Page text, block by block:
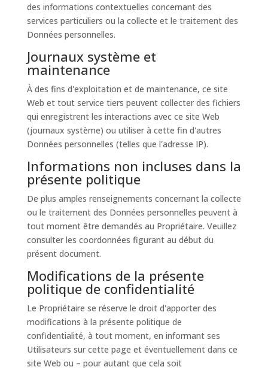
des informations contextuelles concernant des
services particuliers ou la collecte et le traitement des
Données personnelles.
Journaux système et
maintenance
À des fins d'exploitation et de maintenance, ce site
Web et tout service tiers peuvent collecter des fichiers
qui enregistrent les interactions avec ce site Web
(journaux système) ou utiliser à cette fin d'autres
Données personnelles (telles que l'adresse IP).
Informations non incluses dans la
présente politique
De plus amples renseignements concernant la collecte
ou le traitement des Données personnelles peuvent à
tout moment être demandés au Propriétaire. Veuillez
consulter les coordonnées figurant au début du
présent document.
Modifications de la présente
politique de confidentialité
Le Propriétaire se réserve le droit d'apporter des
modifications à la présente politique de
confidentialité, à tout moment, en informant ses
Utilisateurs sur cette page et éventuellement dans ce
site Web ou – pour autant que cela soit